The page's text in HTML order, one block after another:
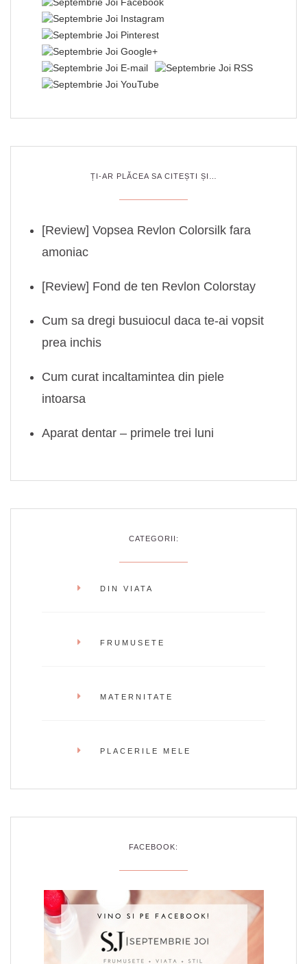
ȚI-AR PLĂCEA SA CITEȘTI ȘI…
[Review] Vopsea Revlon Colorsilk fara
amoniac
[Review] Fond de ten Revlon Colorstay
Cum sa dregi busuiocul daca te-ai vopsit
prea inchis
Cum curat incaltamintea din piele
intoarsa
Aparat dentar – primele trei luni
CATEGORII:
DIN VIATA
FRUMUSETE
MATERNITATE
PLACERILE MELE
FACEBOOK: